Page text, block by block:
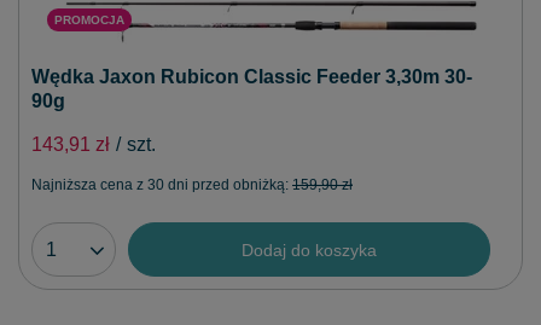
PROMOCJA
Wędka Jaxon Rubicon Classic Feeder 3,30m 30-
90g
143,91 zł / szt.
Najniższa cena z 30 dni przed obniżką: 159,90 zł
Dodaj do koszyka